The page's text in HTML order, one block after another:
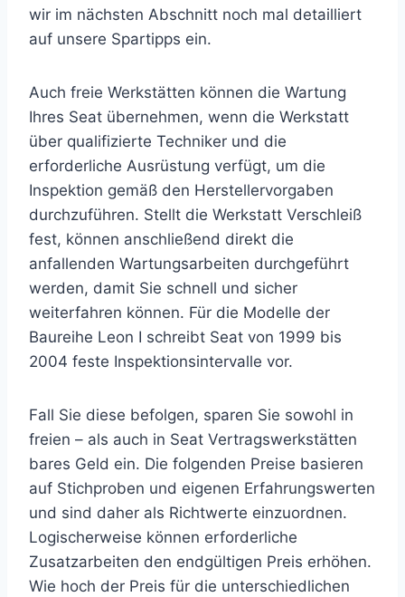
wir im nächsten Abschnitt noch mal detailliert
auf unsere Spartipps ein.
Auch freie Werkstätten können die Wartung
Ihres Seat übernehmen, wenn die Werkstatt
über qualifizierte Techniker und die
erforderliche Ausrüstung verfügt, um die
Inspektion gemäß den Herstellervorgaben
durchzuführen. Stellt die Werkstatt Verschleiß
fest, können anschließend direkt die
anfallenden Wartungsarbeiten durchgeführt
werden, damit Sie schnell und sicher
weiterfahren können. Für die Modelle der
Baureihe Leon I schreibt Seat von 1999 bis
2004 feste Inspektionsintervalle vor.
Fall Sie diese befolgen, sparen Sie sowohl in
freien – als auch in Seat Vertragswerkstätten
bares Geld ein. Die folgenden Preise basieren
auf Stichproben und eigenen Erfahrungswerten
und sind daher als Richtwerte einzuordnen.
Logischerweise können erforderliche
Zusatzarbeiten den endgültigen Preis erhöhen.
Wie hoch der Preis für die unterschiedlichen